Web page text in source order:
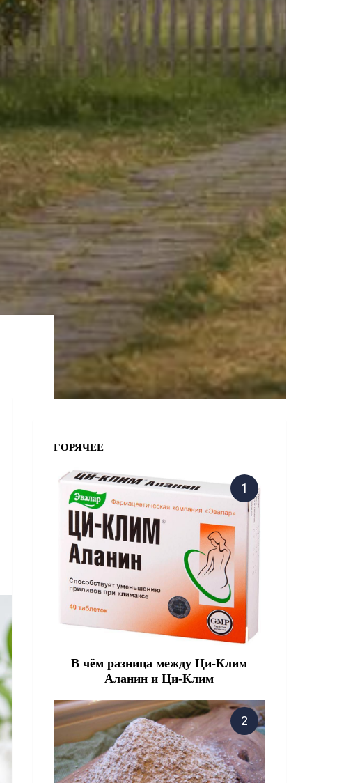
ГОРЯЧЕЕ
В чём разница между Ци-Клим
Аланин и Ци-Клим